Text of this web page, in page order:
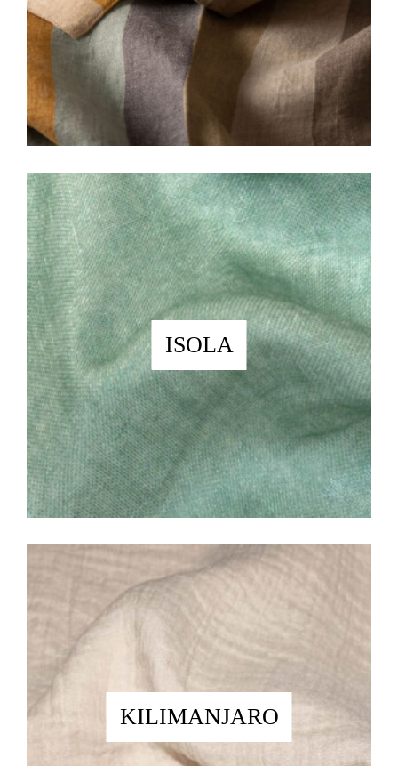
ISOLA
KILIMANJARO